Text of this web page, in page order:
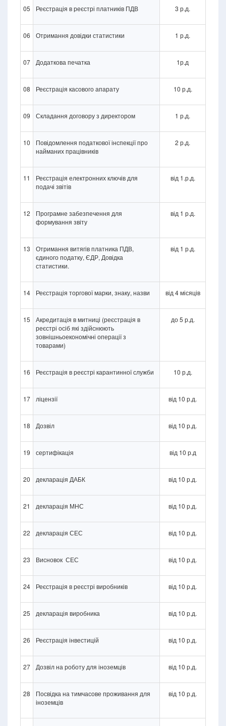
05 Реєстрація в реєстрі платників ПДВ 3 р.д.
06 Отримання довідки статистики 1 р.д.
07 Додаткова печатка 1р.д
08 Реєстрація касового апарату 10 р.д.
09 Складання договору з директором 1 р.д.
10
Повідомлення податкової інспекції про
найманих працівників
2 р.д.
11
Реєстрація електронних ключів для
подачі звітів
від 1.р.д.
12
Програмне забезпечення для
формування звіту
від 1 р.д.
13
Отримання витягів платника ПДВ,
єдиного податку, ЄДР, Довідка
статистики.
від 1 р.д.
14 Реєстрація торгової марки, знаку, назви від 4 місяців
15
Акредитація в митниці (реєстрація в
реєстрі осіб які здійснюють
зовнішньоекономічні операції з
товарами)
до 5 р.д.
16 Реєстрація в реєстрі карантинної служби 10 р.д.
17 ліцензії від 10 р.д.
18 Дозвіл від 10 р.д.
19 сертифікація від 10 р.д
20 декларація ДАБК від 10 р.д.
21 декларація МНС від 10 р.д.
22 декларація СЕС від 10 р.д.
23 Висновок СЕС від 10 р.д.
24 Реєстрація в реєстрі виробників від 10 р.д.
25 декларація виробника від 10 р.д.
26 Реєстрація інвестицій від 10 р.д.
27 Дозвіл на роботу для іноземців від 10 р.д.
28
Посвідка на тимчасове проживання для
іноземців
від 10 р.д.